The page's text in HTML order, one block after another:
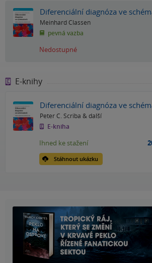
Diferenciální diagnóza ve
Meinhard Classen
pevná vazba
Nedostupné
E-knihy
Diferenciální diagnóza ve
Peter C. Scriba & další
E-kniha
Stáhnout ukázku
Ihned ke stažení